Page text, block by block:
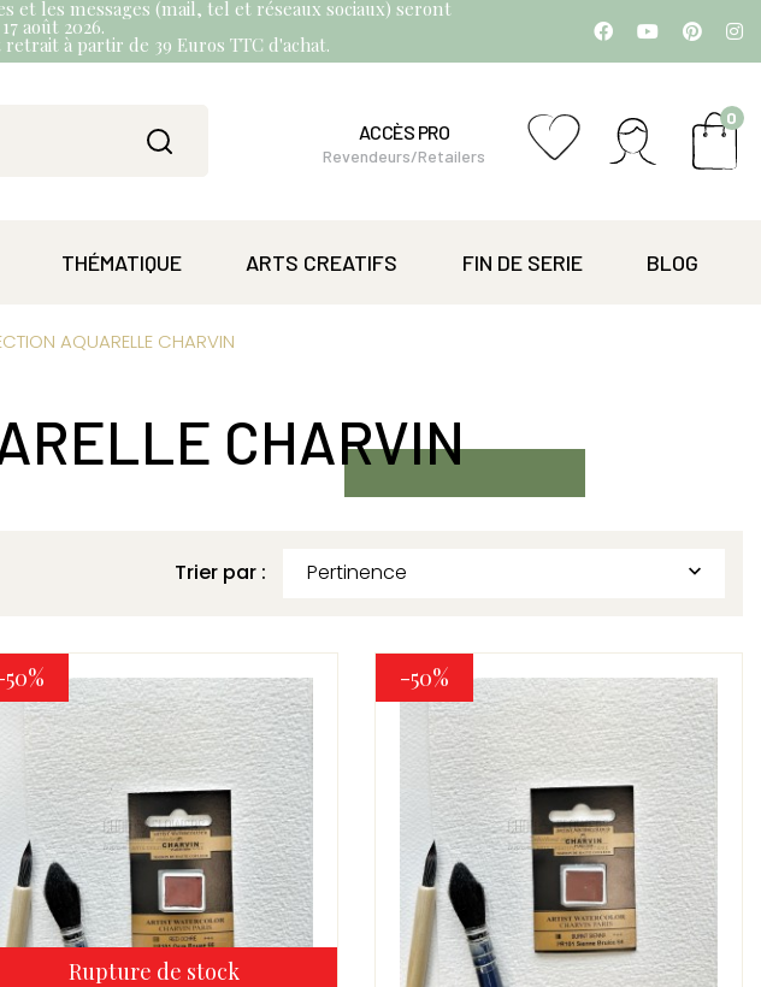
et les messages (mail, tel et réseaux sociaux) seront
août 2026.
à partir de 39 Euros TTC d'achat.
ACCÈS PRO
Revendeurs/Retailers
0
THÉMATIQUE ARTS CREATIFS FIN DE SERIE BLOG
AQUARELLE CHARVIN
CHARVIN
Trier par : Pertinence 
Rupture de stock
-50%